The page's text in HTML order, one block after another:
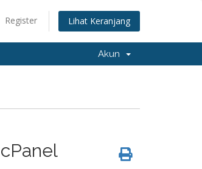
Register Lihat Keranjang
Akun